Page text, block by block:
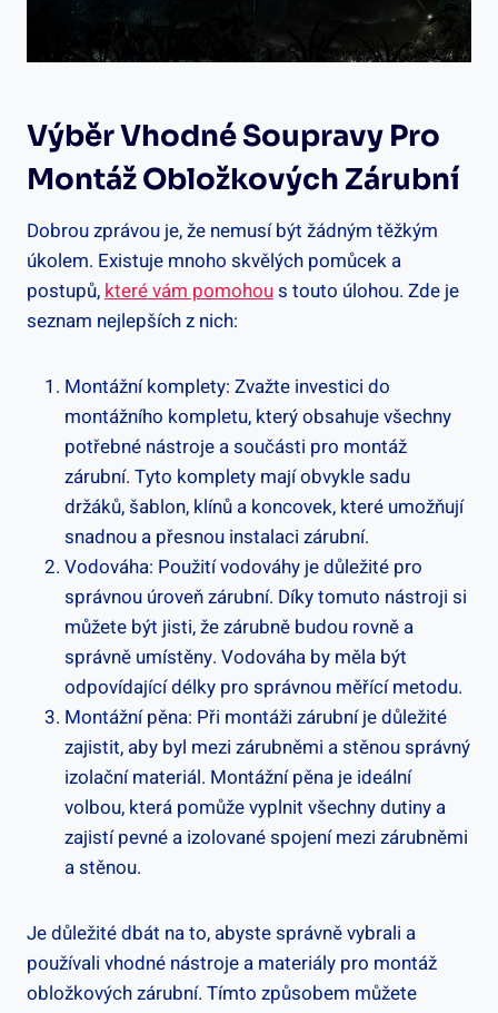
Výběr Vhodné Soupravy Pro
Montáž Obložkových Zárubní
Dobrou zprávou je, že nemusí být žádným těžkým
úkolem. Existuje mnoho skvělých pomůcek a
postupů, které vám pomohous touto úlohou. Zde je
seznam nejlepších z nich:
Montážní komplety: Zvažte investici do
montážního kompletu, který obsahuje všechny
potřebné nástroje a součásti pro montáž
zárubní. Tyto komplety mají obvykle sadu
držáků, šablon, klínů a koncovek, které umožňují
snadnou a přesnou instalaci zárubní.
Vodováha: Použití vodováhy je důležité pro
správnou úroveň zárubní. Díky tomuto nástroji si
můžete být jisti, že zárubně budou rovně a
správně umístěny. Vodováha by měla být
odpovídající délky pro správnou měřící metodu.
Montážní pěna: Při montáži zárubní je důležité
zajistit, aby byl mezi zárubněmi a stěnou správný
izolační materiál. Montážní pěna je ideální
volbou, která pomůže vyplnit všechny dutiny a
zajistí pevné a izolované spojení mezi zárubněmi
a stěnou.
Je důležité dbát na to, abyste správně vybrali a
používali vhodné nástroje a materiály pro montáž
obložkových zárubní. Tímto způsobem můžete